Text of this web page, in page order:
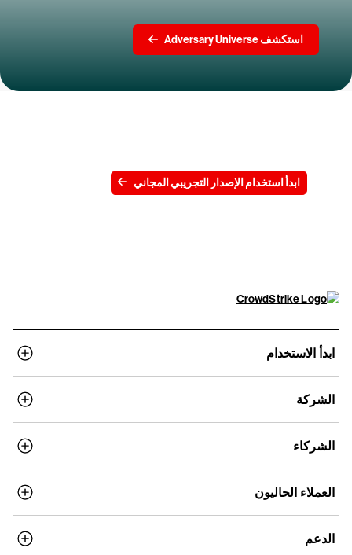
استكشف Adversary Universe
ابدأ استخدام الإصدار التجريبي المجاني
ابدأ الاستخدام
الشركة
الشركاء
العملاء الحاليون
الدعم